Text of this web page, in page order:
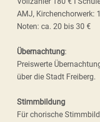
AMJ, Kirchenchorwerk:
Noten: ca. 20 bis 30 €
Übernachtung:
Preiswerte
über die Stadt Freiberg.
Stimmbildung
Für chorische